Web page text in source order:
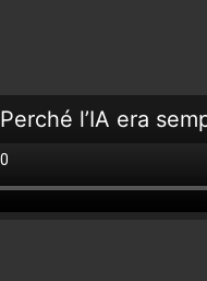
Perché l’IA era